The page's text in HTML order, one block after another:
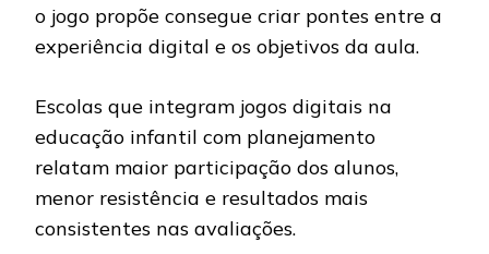
o jogo propõe consegue criar pontes entre a
experiência digital e os objetivos da aula.
Escolas que integram jogos digitais na
educação infantil com planejamento
relatam maior participação dos alunos,
menor resistência e resultados mais
consistentes nas avaliações.